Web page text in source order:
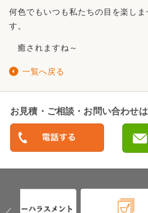
何色でもいつも私たちの目を楽しま
す。
癒されますね～
一覧へ戻る
お見積・ご相談・お問い合わせ